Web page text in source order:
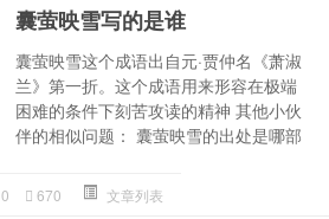
囊萤映雪写的是谁
囊萤映雪这个成语出自元·贾仲名《萧淑
兰》第一折。这个成语用来形容在极端
困难的条件下刻苦攻读的精神 其他小伙
伴的相似问题： 囊萤映雪的出处是哪部
0 670 文章列表